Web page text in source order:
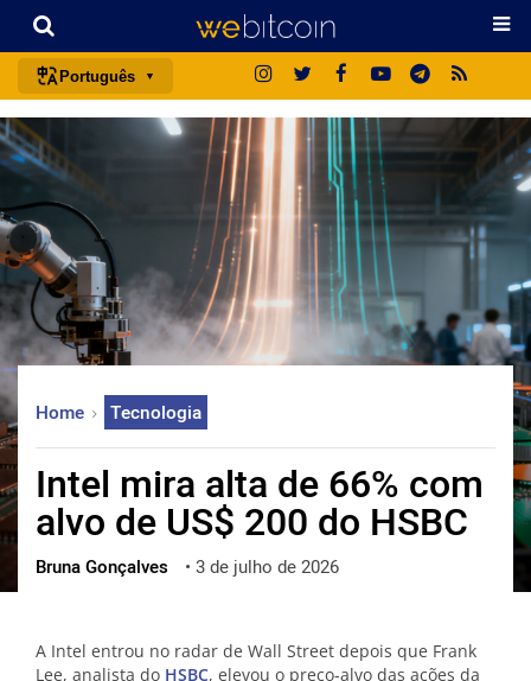
Português
português (BR)
français
italiano
deutsch
日本語
русский
العربية
ไทย
ქართული
Home Tecnologia
Intel mira alta de 66% com
alvo de US$ 200 do HSBC
Bruna Gonçalves • 3 de julho de 2026
A Intel entrou no radar de Wall Street depois que Frank
Lee, analista do HSBC, elevou o preço-alvo das ações da